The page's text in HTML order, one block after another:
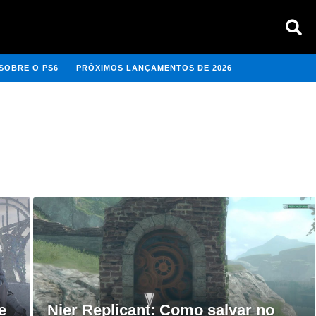
O PS6 PRÓXIMOS LANÇAMENTOS DE 2026
Nier Replicant: Como salvar no